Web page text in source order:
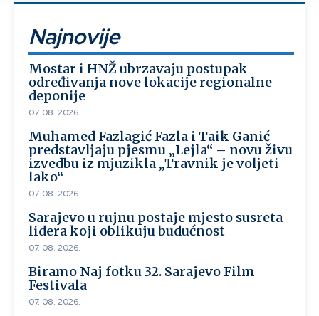
Najnovije
Mostar i HNŽ ubrzavaju postupak
određivanja nove lokacije regionalne
deponije
07. 08. 2026.
Muhamed Fazlagić Fazla i Taik Ganić
predstavljaju pjesmu „Lejla“ – novu živu
izvedbu iz mjuzikla „Travnik je voljeti
lako“
07. 08. 2026.
Sarajevo u rujnu postaje mjesto susreta
lidera koji oblikuju budućnost
07. 08. 2026.
Biramo Naj fotku 32. Sarajevo Film
Festivala
07. 08. 2026.